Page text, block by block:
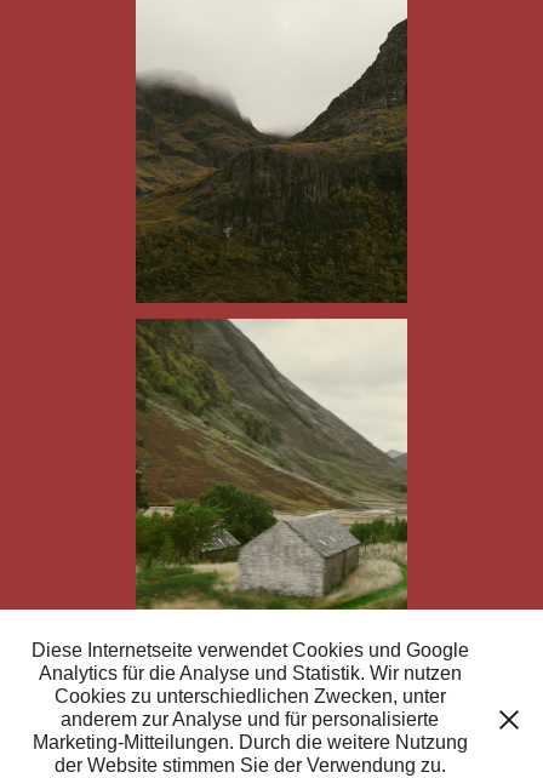
Diese Internetseite verwendet Cookies und Google
Analytics für die Analyse und Statistik. Wir nutzen
Cookies zu unterschiedlichen Zwecken, unter
anderem zur Analyse und für personalisierte
Marketing-Mitteilungen. Durch die weitere Nutzung
der Website stimmen Sie der Verwendung zu.